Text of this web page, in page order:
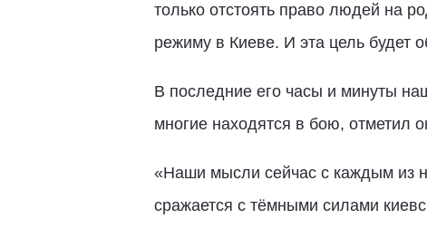
только отстоять право людей на
режиму в Киеве. И эта цель будет
В последние его часы и минуты
многие находятся в бою, отметил
«Наши мысли сейчас с каждым из
сражается с тёмными силами